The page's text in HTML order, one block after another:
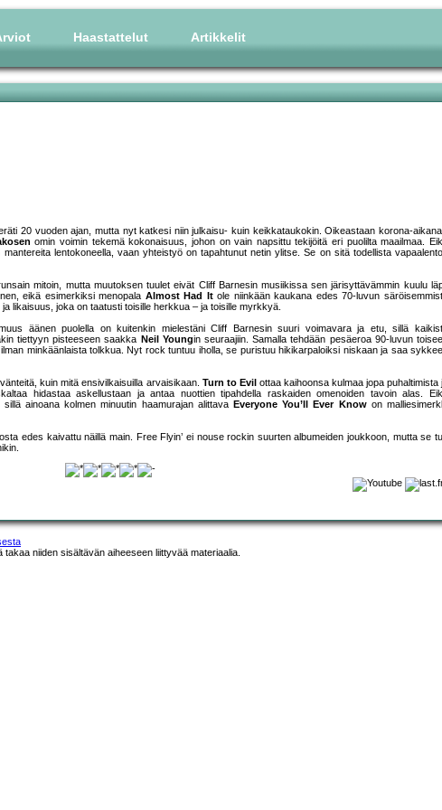
Haastattelut Artikkelit
20 vuoden ajan, mutta nyt katkesi niin julkaisu- kuin keikkataukokin. Oikeastaan korona-aikana
omin voimin tekemä kokonaisuus, johon on vain napsittu tekijöitä eri puolilta maailmaa.
lentokoneella, vaan yhteistyö on tapahtunut netin ylitse. Se on sitä todellista
mitoin, mutta muutoksen tuulet eivät Cliff Barnesin musiikissa sen järisyttävämmin kuulu
eikä esimerkiksi menopala Almost Had Itole niinkään kaukana edes 70-luvun
likaisuus, joka on taatusti toisille herkkua – ja toisille myrkkyä.
äänen puolella on kuitenkin mielestäni Cliff Barnesin suuri voimavara ja etu, sillä
tiettyyn pisteeseen saakka Neil Youngin seuraajiin. Samalla tehdään pesäeroa 90-luvun
minkäänlaista tolkkua. Nyt rock tuntuu iholla, se puristuu hikikarpaloiksi niskaan ja saa
kuin mitä ensivilkaisuilla arvaisikaan. Turn to Evil ottaa kaihoonsa kulmaa jopa puhaltimista
hidastaa askellustaan ja antaa nuottien tipahdella raskaiden omenoiden tavoin alas.
ainoana kolmen minuutin haamurajan alittava Everyone You’ll Ever Knowon
edes kaivattu näillä main. Free Flyin’ ei nouse rockin suurten albumeiden joukkoon, mutta se
niiden sisältävän aiheeseen liittyvää materiaalia.